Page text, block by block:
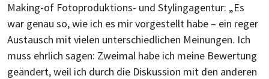
Making-of Fotoproduktions- und Stylingagentur: „Es
war genau so, wie ich es mir vorgestellt habe – ein reger
Austausch mit vielen unterschiedlichen Meinungen. Ich
muss ehrlich sagen: Zweimal habe ich meine Bewertung
geändert, weil ich durch die Diskussion mit den anderen